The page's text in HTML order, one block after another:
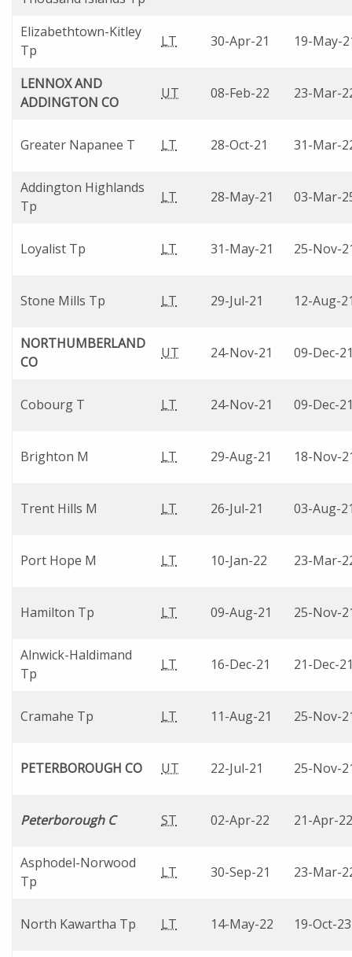
Elizabethtown-Kitley
Tp
LT 30-Apr-21 19-May-
LENNOX AND
ADDINGTON CO
UT 08-Feb-22 23-Mar-
Greater Napanee T LT 28-Oct-21 31-Mar-
Addington Highlands
Tp
LT 28-May-21 03-Mar-
Loyalist Tp LT 31-May-21 25-Nov-
Stone Mills Tp LT 29-Jul-21 12-Aug-
NORTHUMBERLAND
CO
UT 24-Nov-21 09-Dec-
Cobourg T LT 24-Nov-21 09-Dec-
Brighton M LT 29-Aug-21 18-Nov-
Trent Hills M LT 26-Jul-21 03-Aug-
Port Hope M LT 10-Jan-22 23-Mar-
Hamilton Tp LT 09-Aug-21 25-Nov-
Alnwick-Haldimand
Tp
LT 16-Dec-21 21-Dec-
Cramahe Tp LT 11-Aug-21 25-Nov-
PETERBOROUGH CO UT 22-Jul-21 25-Nov-
Peterborough C ST 02-Apr-22 21-Apr-22
Asphodel-Norwood
Tp
LT 30-Sep-21 23-Mar-
North Kawartha Tp LT 14-May-22 19-Oct-23